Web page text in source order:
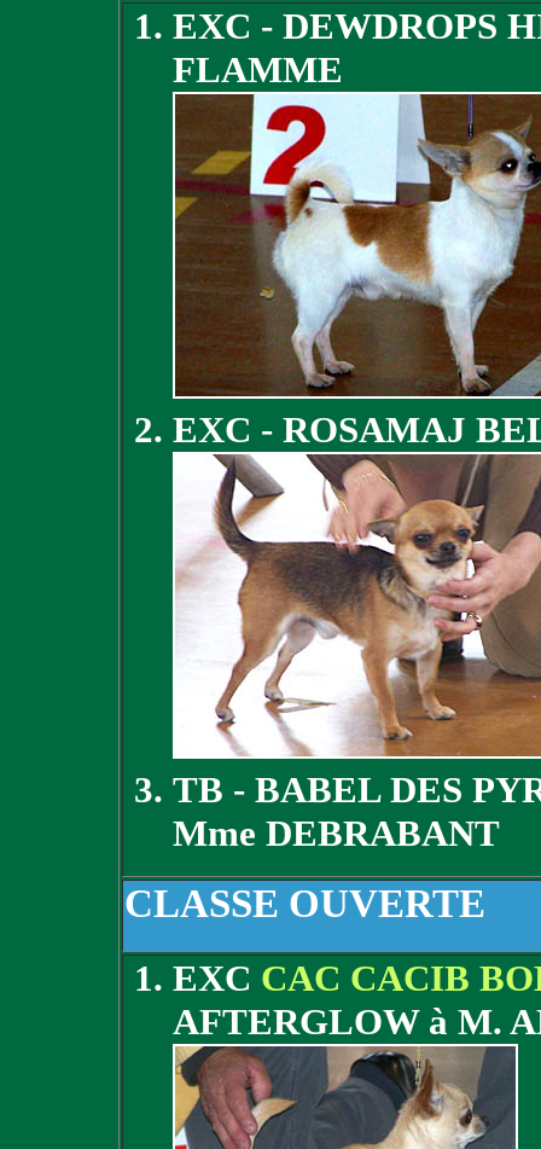
EXC - DEWDROPS
FLAMME
EXC - ROSAMAJ
TB - BABEL DES
Mme DEBRABANT
CLASSE OUVERTE
EXC CAC CACIB
AFTERGLOW à M.